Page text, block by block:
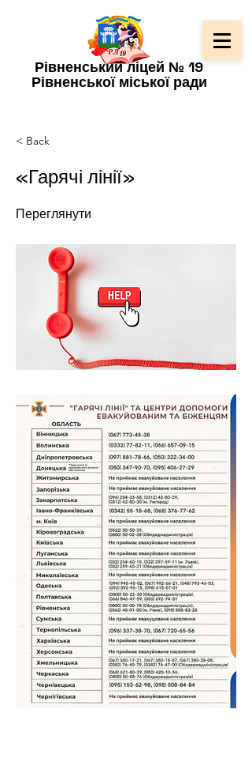
Рівненський ліцей № 19
Рівненської міської ради
< Back
«Гарячі лінії»
Переглянути